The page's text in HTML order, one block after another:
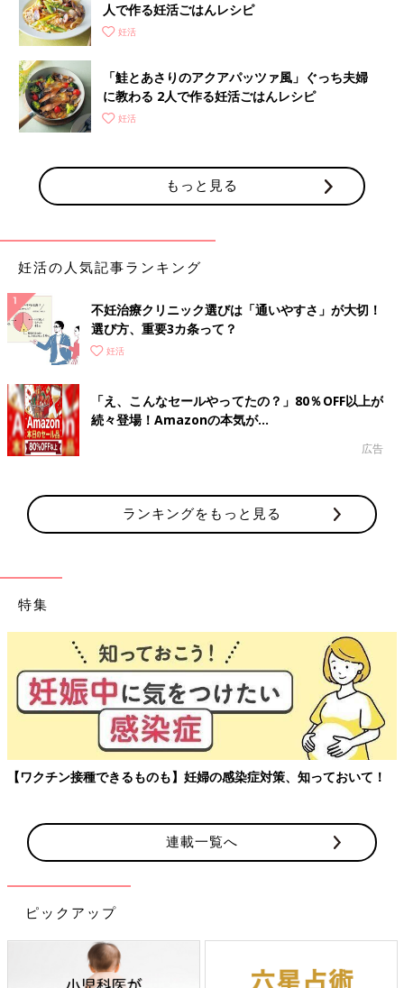
人で作る妊活ごはんレシピ
妊活
「鮭とあさりのアクアパッツァ風」ぐっち夫婦
に教わる 2人で作る妊活ごはんレシピ
妊活
もっと見る
妊活の人気記事ランキング
不妊治療クリニック選びは「通いやすさ」が大切！
選び方、重要3カ条って？
妊活
「え、こんなセールやってたの？」80％OFF以上が
続々登場！Amazonの本気が...
広告
ランキングをもっと見る
特集
【ワクチン接種できるものも】妊婦の感染症対策、知っておいて！
連載一覧へ
ピックアップ